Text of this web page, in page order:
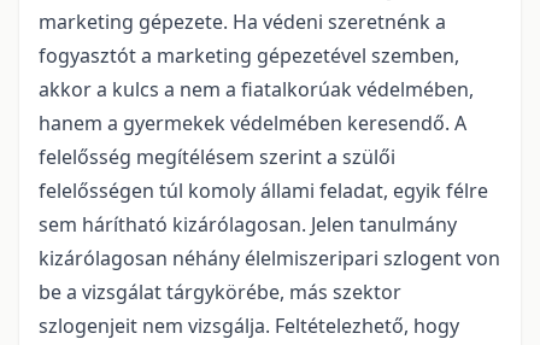
marketing gépezete. Ha védeni szeretnénk a
fogyasztót a marketing gépezetével szemben,
akkor a kulcs a nem a fiatalkorúak védelmében,
hanem a gyermekek védelmében keresendő. A
felelősség megítélésem szerint a szülői
felelősségen túl komoly állami feladat, egyik félre
sem hárítható kizárólagosan. Jelen tanulmány
kizárólagosan néhány élelmiszeripari szlogent von
be a vizsgálat tárgykörébe, más szektor
szlogenjeit nem vizsgálja. Feltételezhető, hogy